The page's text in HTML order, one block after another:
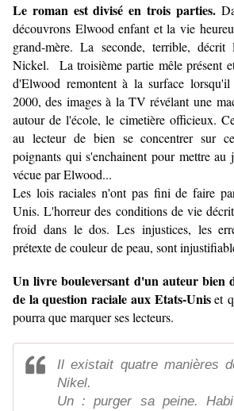
Le roman est divisé en trois parties.
découvrons Elwood enfant et la vie
grand-mère. La seconde, terrible,
Nickel. La troisième partie mêle présent
d'Elwood remontent à la surface
2000, des images à la TV révélant une
autour de l'école, le cimetière officieux.
au lecteur de bien se concentrer sur
poignants qui s'enchainent pour mettre au
vécue par Elwood...
Les lois raciales n'ont pas fini de faire
Unis. L'horreur des conditions de vie
froid dans le dos. Les injustices, les
prétexte de couleur de peau, sont
Un livre bouleversant d'un auteur bien
de la question raciale aux Etats-Uniset
pourra que marquer ses lecteurs.
Il existait quatre manières
Nikel.
Un : purger sa peine.